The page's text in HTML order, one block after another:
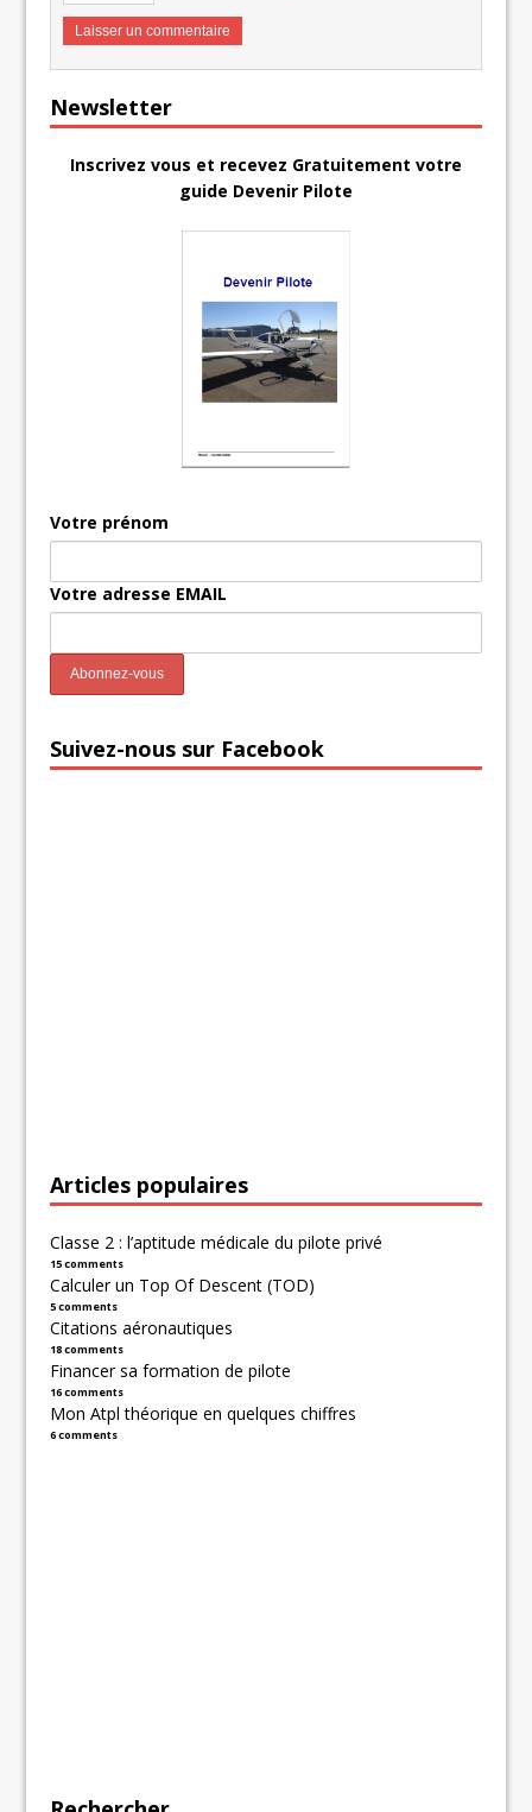
Newsletter
Inscrivez vous et recevez Gratuitement votre
guide Devenir Pilote
Votre prénom
Votre adresse EMAIL
Suivez-nous sur Facebook
Articles populaires
Classe 2 : l’aptitude médicale du pilote privé
15 comments
Calculer un Top Of Descent (TOD)
5 comments
Citations aéronautiques
18 comments
Financer sa formation de pilote
16 comments
Mon Atpl théorique en quelques chiffres
6 comments